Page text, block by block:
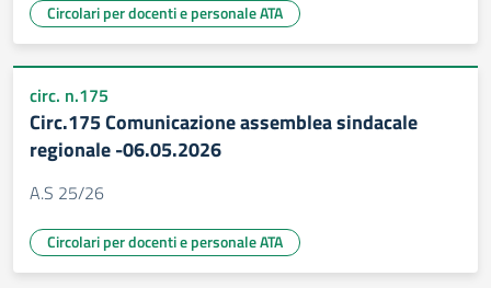
Circolari per docenti e personale ATA
circ. n.175
Circ.175 Comunicazione assemblea sindacale
regionale -06.05.2026
A.S 25/26
Circolari per docenti e personale ATA